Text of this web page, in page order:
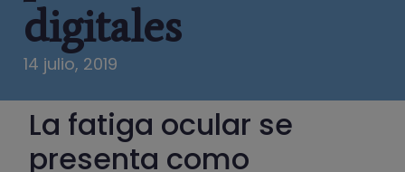
digitales
14 julio, 2019
La fatiga ocular se
presenta como